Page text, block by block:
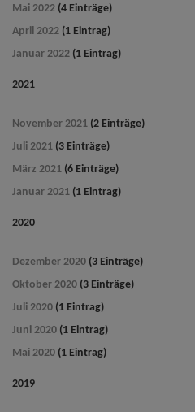
Mai 2022 (4 Einträge)
April 2022 (1 Eintrag)
Januar 2022 (1 Eintrag)
2021
November 2021 (2 Einträge)
Juli 2021 (3 Einträge)
März 2021 (6 Einträge)
Januar 2021 (1 Eintrag)
2020
Dezember 2020 (3 Einträge)
Oktober 2020 (3 Einträge)
Juli 2020 (1 Eintrag)
Juni 2020 (1 Eintrag)
Mai 2020 (1 Eintrag)
2019